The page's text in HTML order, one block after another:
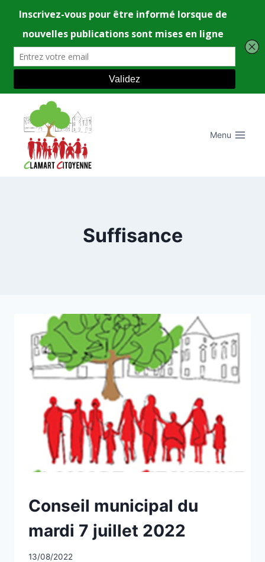
contenu
Menu
Suffisance
NON
CLASSÉ
Conseil municipal du
mardi 7 juillet 2022
Par
13/08/2022